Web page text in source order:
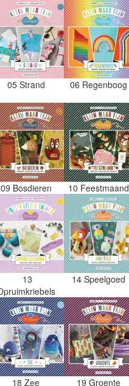
05 Strand 06 Regenboog
09 Bosdieren 10 Feestmaand
13
14 Speelgoed
18 Zee 19 Groente